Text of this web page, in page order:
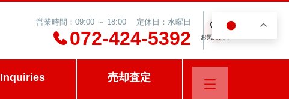
営業時間：09:00 ～ 18:00 定休日：水曜日
072-424-5392 お気に入り
Inquiries 売却査定